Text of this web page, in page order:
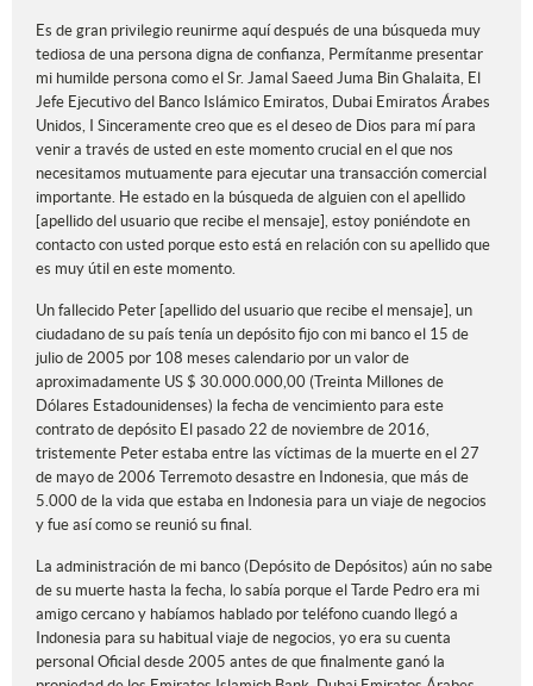
Es de gran privilegio reunirme aquí después de una búsqueda muy
tediosa de una persona digna de confianza, Permítanme presentar
mi humilde persona como el Sr. Jamal Saeed Juma Bin Ghalaita, El
Jefe Ejecutivo del Banco Islámico Emiratos, Dubai Emiratos Árabes
Unidos, I Sinceramente creo que es el deseo de Dios para mí para
venir a través de usted en este momento crucial en el que nos
necesitamos mutuamente para ejecutar una transacción comercial
importante. He estado en la búsqueda de alguien con el apellido
[apellido del usuario que recibe el mensaje], estoy poniéndote en
contacto con usted porque esto está en relación con su apellido que
es muy útil en este momento.
Un fallecido Peter [apellido del usuario que recibe el mensaje], un
ciudadano de su país tenía un depósito fijo con mi banco el 15 de
julio de 2005 por 108 meses calendario por un valor de
aproximadamente US $ 30.000.000,00 (Treinta Millones de
Dólares Estadounidenses) la fecha de vencimiento para este
contrato de depósito El pasado 22 de noviembre de 2016,
tristemente Peter estaba entre las víctimas de la muerte en el 27
de mayo de 2006 Terremoto desastre en Indonesia, que más de
5.000 de la vida que estaba en Indonesia para un viaje de negocios
y fue así como se reunió su final.
La administración de mi banco (Depósito de Depósitos) aún no sabe
de su muerte hasta la fecha, lo sabía porque el Tarde Pedro era mi
amigo cercano y habíamos hablado por teléfono cuando llegó a
Indonesia para su habitual viaje de negocios, yo era su cuenta
personal Oficial desde 2005 antes de que finalmente ganó la